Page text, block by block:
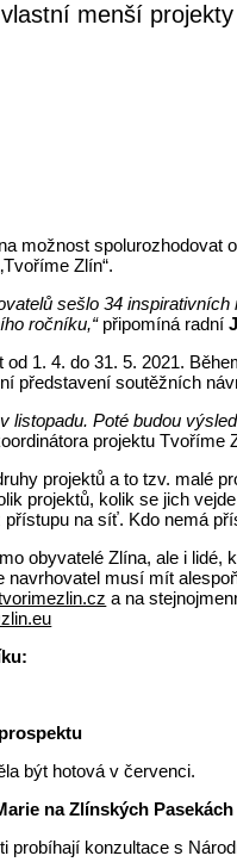
menší
možnost spolurozhodovat
Zlín“.
sešlo 34
ročníku,“připomíná radní
1. 4. do 31. 5. 2021.
představení soutěžních
listopadu. Poté budou
projektu Tvoříme
projektů a to tzv. malé
projektů, kolik se jich
na síť. Kdo nemá
obyvatelé Zlína, ale i
musí mít
a na
být hotová v červenci.
na Zlínských Pasekách
probíhají konzultace s